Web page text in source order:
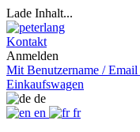
Lade Inhalt...
Kontakt
Anmelden
Mit Benutzername / Email
Einkaufswagen
de
en
fr